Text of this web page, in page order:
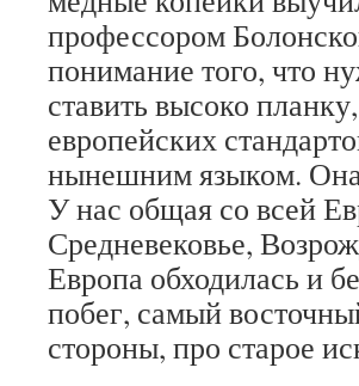
профессором
понимание того, что
ставить высоко
европейских
нынешним языком. Она
У нас общая со всей
Средневековье,
Европа обходилась и
побег, самый
стороны, про старое